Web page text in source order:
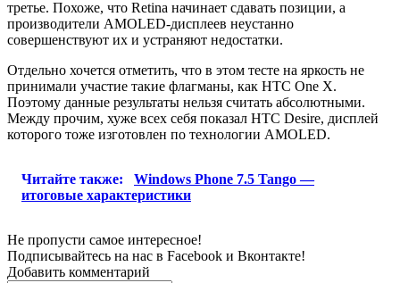
третье. Похоже, что Retina начинает сдавать позиции, а
производители AMOLED-дисплеев неустанно
совершенствуют их и устраняют недостатки.
Отдельно хочется отметить, что в этом тесте на яркость не
принимали участие такие флагманы, как HTC One X.
Поэтому данные результаты нельзя считать абсолютными.
Между прочим, хуже всех себя показал HTC Desire, дисплей
которого тоже изготовлен по технологии AMOLED.
Читайте также:
Windows Phone 7.5 Tango —
итоговые характеристики
Не пропусти самое интересное!
Подписывайтесь на нас в Facebook и Вконтакте!
Добавить комментарий